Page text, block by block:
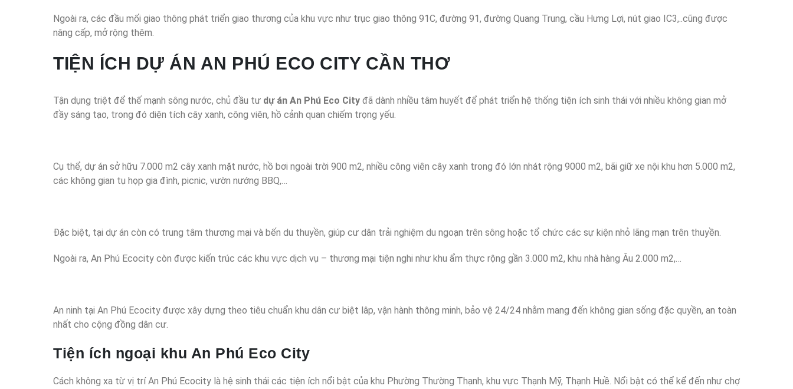
Ngoài ra, các đầu mối giao thông phát triển giao thương của khu vực như trục giao thông 91C, đường 91, đường Quang Trung, cầu Hưng Lợi, nút giao IC3,..cũng được
nâng cấp, mở rộng thêm.
TIỆN ÍCH DỰ ÁN AN PHÚ ECO CITY CẦN THƠ
Tận dụng triệt để thế mạnh sông nước, chủ đầu tư dự án An Phú Eco City đã dành nhiều tâm huyết để phát triển hệ thống tiện ích sinh thái với nhiều không gian mở
đầy sáng tạo, trong đó diện tích cây xanh, công viên, hồ cảnh quan chiếm trọng yếu.
Cụ thể, dự án sở hữu 7.000 m2 cây xanh mặt nước, hồ bơi ngoài trời 900 m2, nhiều công viên cây xanh trong đó lớn nhát rộng 9000 m2, bãi giữ xe nội khu hơn 5.000 m2,
các không gian tụ họp gia đình, picnic, vườn nướng BBQ,…
Đặc biệt, tại dự án còn có trung tâm thương mại và bến du thuyền, giúp cư dân trải nghiệm du ngoạn trên sông hoặc tổ chức các sự kiện nhỏ lãng mạn trên thuyền.
Ngoài ra, An Phú Ecocity còn được kiến trúc các khu vực dịch vụ – thương mại tiện nghi như khu ẩm thực rộng gần 3.000 m2, khu nhà hàng Âu 2.000 m2,…
An ninh tại An Phú Ecocity được xây dựng theo tiêu chuẩn khu dân cư biệt lâp, vận hành thông minh, bảo vệ 24/24 nhằm mang đến không gian sống đặc quyền, an toàn
nhất cho cộng đồng dân cư.
Tiện ích ngoại khu An Phú Eco City
Cách không xa từ vị trí An Phú Ecocity là hệ sinh thái các tiện ích nổi bật của khu Phường Thường Thạnh, khu vực Thạnh Mỹ, Thạnh Huề. Nổi bật có thể kể đến như chợ